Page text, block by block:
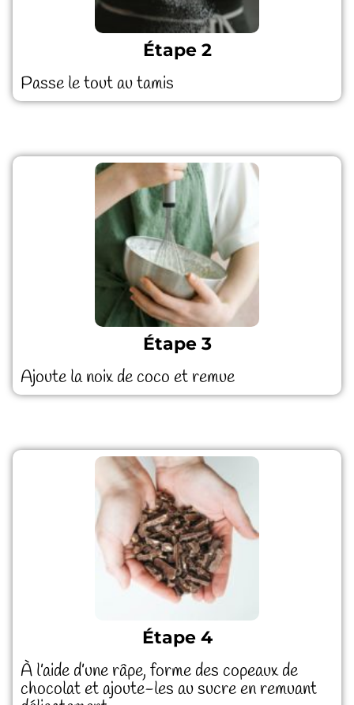
Étape 2
Passe le tout au tamis
Étape 3
Ajoute la noix de coco et remue
Étape 4
À l’aide d’une râpe, forme des copeaux de
chocolat et ajoute-les au sucre en remuant